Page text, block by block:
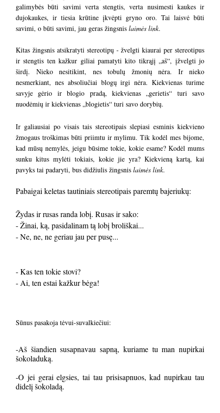
galimybės būti savimi verta stengtis, verta nusimesti kaukes ir
dujokaukes, ir tiesia krūtine įkvėpti gryno oro. Tai laisvė būti
savimi, o būti savimi, jau geras žingsnis laimės link.
Kitas žingsnis atsikratyti stereotipų - žvelgti kiaurai per stereotipus
ir stengtis ten kažkur giliai pamatyti kito tikrąjį „aš“, įžvelgti jo
širdį. Nieko nesitikint, nes tobulų žmonių nėra. Ir nieko
nesmerkiant, nes absoliučiai blogų irgi nėra. Kiekvienas turime
savyje gėrio ir blogio pradą, kiekvienas „gerietis“ turi savo
nuodėmių ir kiekvienas „blogietis“ turi savo dorybių.
Ir galiausiai po visais tais stereotipais slepiasi esminis kiekvieno
žmogaus troškimas būti priimtu ir mylimu. Tik kodėl mes bijome,
kad mūsų nemylės, jeigu būsime tokie, kokie esame? Kodėl mums
sunku kitus mylėti tokiais, kokie jie yra? Kiekvieną kartą, kai
pavyks tai padaryti, bus didžiulis žingsnis laimės link.
Pabaigai keletas tautiniais stereotipais paremtų bajeriukų:
Žydas ir rusas randa lobį. Rusas ir sako:
- Žinai, ką, pasidalinam tą lobį broliškai...
- Ne, ne, ne geriau jau per pusę...
- Kas ten tokie stovi?
- Ai, ten estai kažkur bėga!
Sūnus pasakoja tėvui-suvalkiečiui:
-Aš šiandien susapnavau sapną, kuriame tu man nupirkai
šokoladuką.
-O jei gerai elgsies, tai tau prisisapnuos, kad nupirkau tau
didelį šokoladą.